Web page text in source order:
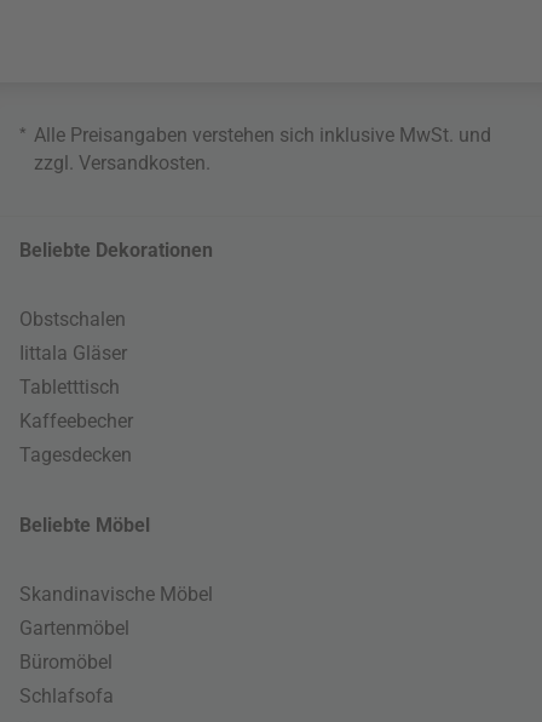
* Alle Preisangaben verstehen sich inklusive MwSt. und
zzgl. Versandkosten
Beliebte Dekorationen
Obstschalen
Iittala Gläser
Tabletttisch
Kaffeebecher
Tagesdecken
Beliebte Möbel
Skandinavische Möbel
Gartenmöbel
Büromöbel
Schlafsofa